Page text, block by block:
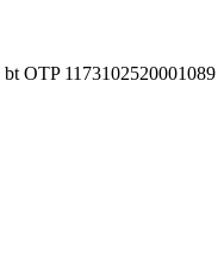
bt OTP 1173102520001089